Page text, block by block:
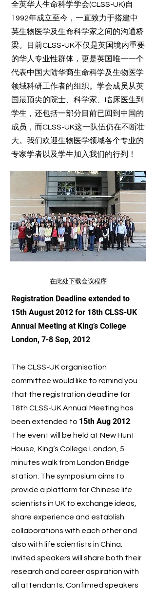
全英华人生命科学学会(CLSS-UK)自
1992年成立至今，一直致力于搭建中
英生物医学及生命科学家之间的沟通桥
梁。目前CLSS-UK不仅是英国境内重要
的华人专业性群体，更是英国唯一一个
代表中国大陆华裔生命科学及生物医学
领域科研工作者的组织。学会成员从英
国最顶尖的院士、科学家、临床医生到
学生，还包括一部分目前已回到中国的
成员，而CLSS-UK这一队伍仍在不断壮
大。我们欢迎生物医学领域各个专业的
专家学者以及学生加入我们的行列！
在此处下载会议程序
Registration Deadline extended to
15th August 2012 for 18th CLSS-UK
Annual Meeting at King’s College
London, 7-8 Sep, 2012
The CLSS-UK organisation
committee would like to remind you
that the registration deadline for
18th CLSS-UK Annual Meeting has
been extended to 15th Aug 2012
The event will be held at New Hunt
House, King’s College London, 5
minutes walk from London Bridge
station. The symposium aims to
provide a platform for Chinese life
scientists in UK to exchange ideas,
share experience and establish
collaborations with each other and
also with life scientists in China.
Invited speakers will share both their
research and career aspiration with
all attendants. Confirmed speakers